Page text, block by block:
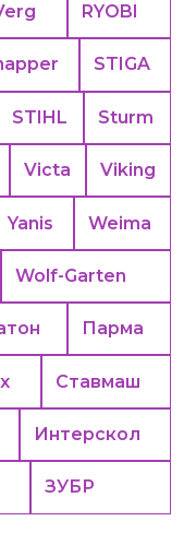
RYOBI
STIGA
STIHL Sturm
Victa Viking
Yanis Weima
Wolf-Garten
Парма
Ставмаш
Интерскол
ЗУБР